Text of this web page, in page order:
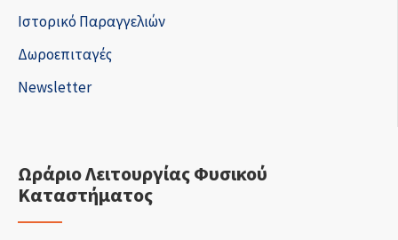
Ιστορικό Παραγγελιών
Δωροεπιταγές
Newsletter
Ωράριο Λειτουργίας Φυσικού
Καταστήματος